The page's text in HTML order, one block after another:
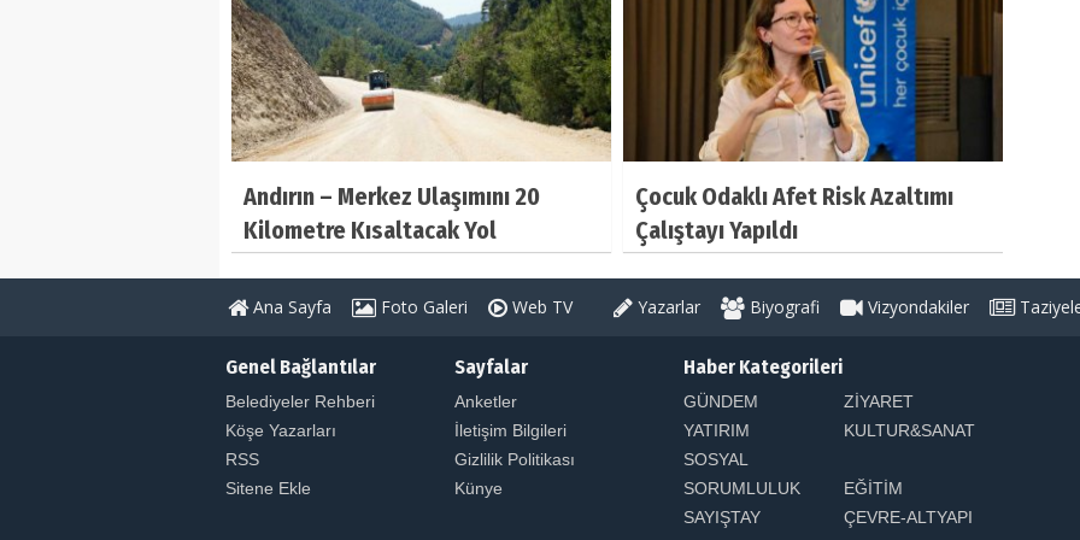
Andırın – Merkez Ulaşımını 20
Kilometre Kısaltacak Yol
Çocuk Odaklı Afet Risk Azaltımı
Çalıştayı Yapıldı
Ana Sayfa Foto Galeri Web TV Yazarlar Biyografi Vizyondakiler
Genel Bağlantılar
Belediyeler Rehberi
Köşe Yazarları
RSS
Sitene Ekle
Sayfalar
Anketler
İletişim Bilgileri
Gizlilik Politikası
Künye
Haber Kategorileri
GÜNDEM
ZİYARET
YATIRIM
KULTUR&SANAT
SOSYAL
SORUMLULUK
EĞİTİM
SAYIŞTAY
ÇEVRE-ALTYAPI